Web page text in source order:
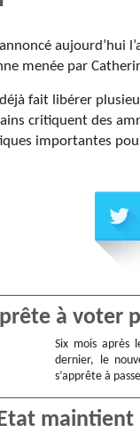
aujourd’hui
menée par
fait libérer
critiquent des
importantes
à
Six mois après
dernier, le
s’apprête à